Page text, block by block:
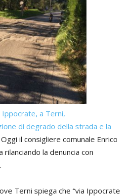
a Terni,
di degrado della strada e la
Oggi il consigliere comunale Enrico
la denuncia con
Terni spiega che “via Ippocrate